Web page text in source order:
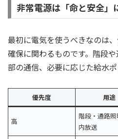
非常電源は「命と安全」
最初に電気を使うべきなのは
確保に関わるものです。階段
部の通信、必要に応じた給水ポ
優先度 用途
高
階段・通路
内放送